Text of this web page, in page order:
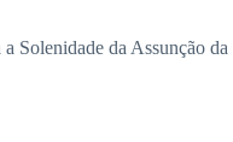
Solenidade da Assunção